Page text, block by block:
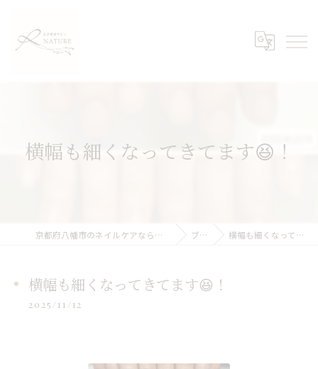
横幅も細くなってきてます😆！
京都府八幡市のネイルケアなら自爪育成サロンNATURE ブログ 横幅も細くなってきてます😆！
横幅も細くなってきてます😆！
2025/11/12